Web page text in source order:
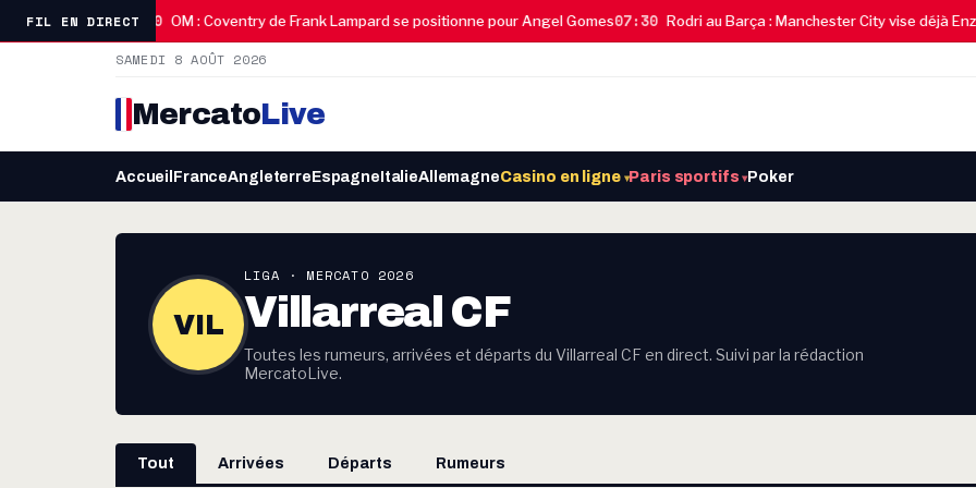
FIL EN DIRECT
poignant08:30 OM : Coventry de Frank Lampard se positionne pour Angel Gomes07:30 Rodri au Barça : Manchester City vise déjà Enzo
SAMEDI 8 AOÛT 2026
MercatoLive
Accueil FranceAngleterreEspagneItalieAllemagneCasino en ligne ▾Paris sportifs▾Poker
VIL
LIGA · MERCATO 2026
Villarreal CF
Toutes les rumeurs, arrivées et départs du Villarreal CF en direct. Suivi par la rédaction
MercatoLive.
Tout Arrivées Départs Rumeurs